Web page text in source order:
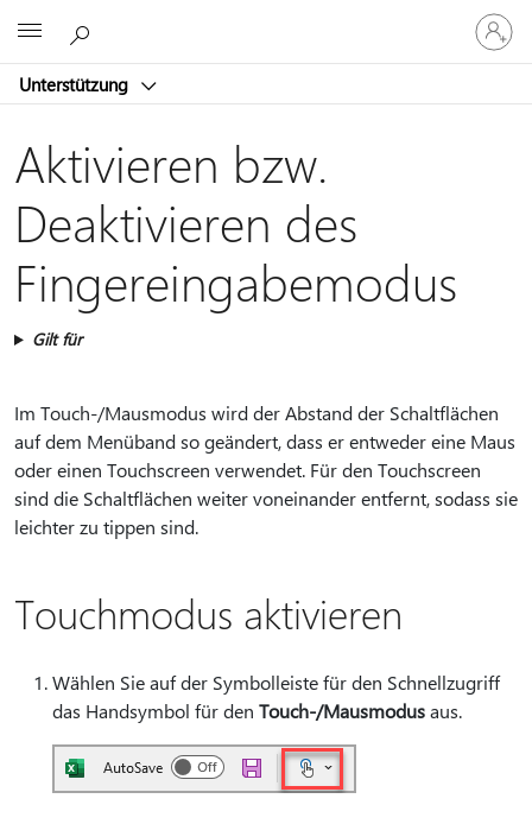
Unterstützung
Bei
Ihrem
Konto
Aktivieren bzw.
Deaktivieren des
Fingereingabemodus
Gilt für
Im Touch-/Mausmodus wird der Abstand der Schaltflächen
auf dem Menüband so geändert, dass er entweder eine Maus
oder einen Touchscreen verwendet. Für den Touchscreen
sind die Schaltflächen weiter voneinander entfernt, sodass sie
leichter zu tippen sind.
Touchmodus aktivieren
Wählen Sie auf der Symbolleiste für den Schnellzugriff
das Handsymbol für den Touch-/Mausmodusaus.